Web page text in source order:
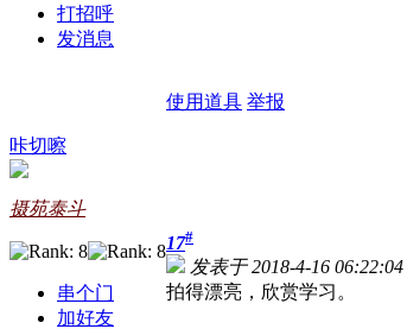
打招呼
发消息
使用道具 举报
咔切嚓
摄苑泰斗
串个门
加好友
17#
发表于 2018-4-16 06:22:04
拍得漂亮，欣赏学习。